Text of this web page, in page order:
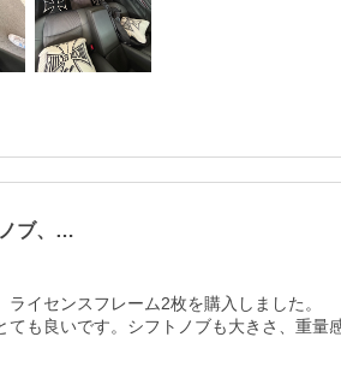
ブ、…
イセンスフレーム2枚を購入しました。
ても良いです。シフトノブも大きさ、重